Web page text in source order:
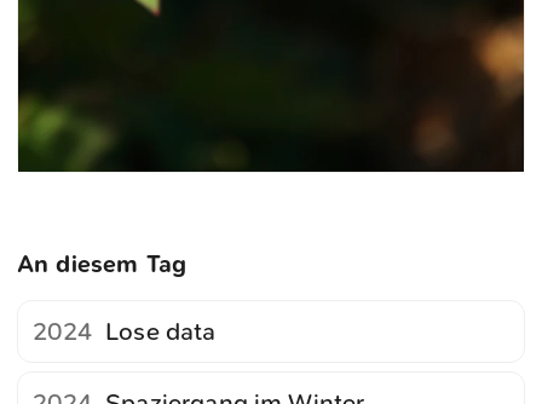
An diesem Tag
2024 Lose data